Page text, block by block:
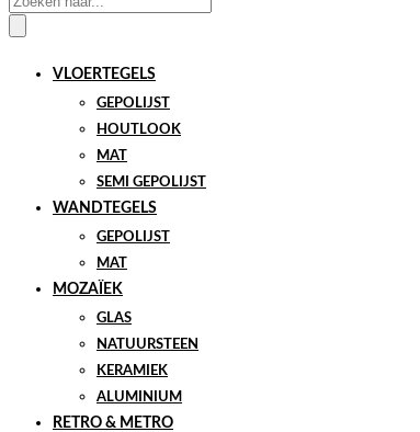
VLOERTEGELS
GEPOLIJST
HOUTLOOK
MAT
SEMI GEPOLIJST
WANDTEGELS
GEPOLIJST
MAT
MOZAÏEK
GLAS
NATUURSTEEN
KERAMIEK
ALUMINIUM
RETRO & METRO